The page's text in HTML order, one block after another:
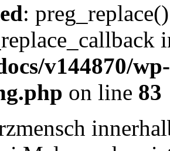
:
v144870/
on line 83